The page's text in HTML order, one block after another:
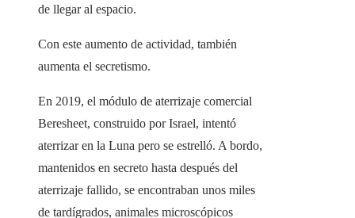
de llegar al espacio.
Con este aumento de actividad, también
aumenta el secretismo.
En 2019, el módulo de aterrizaje comercial
Beresheet, construido por Israel, intentó
aterrizar en la Luna pero se estrelló. A bordo,
mantenidos en secreto hasta después del
aterrizaje fallido, se encontraban unos miles
de tardígrados, animales microscópicos